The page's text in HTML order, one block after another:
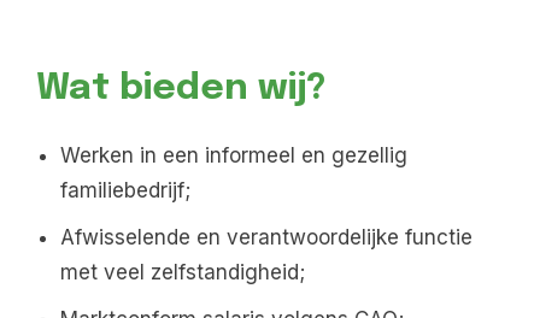
Wat bieden wij?
Werken in een informeel en gezellig
familiebedrijf;
Afwisselende en verantwoordelijke functie
met veel zelfstandigheid;